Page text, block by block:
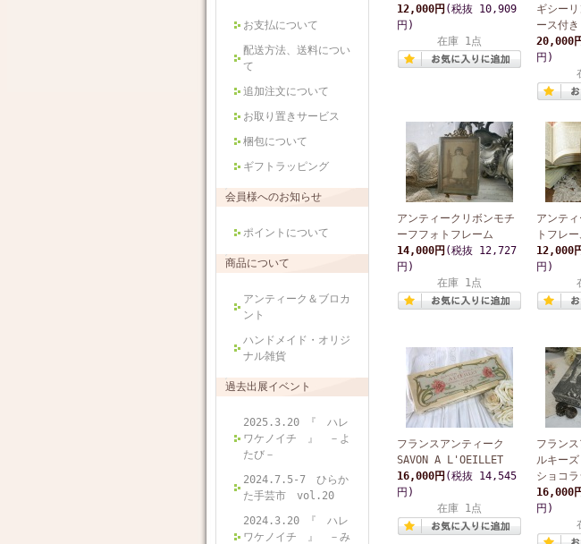
お支払について
配送方法、送料につい
て
追加注文について
お取り置きサービス
梱包について
ギフトラッピング
会員様へのお知らせ
ポイントについて
商品について
アンティーク＆ブロカ
ント
ハンドメイド・オリジ
ナル雑貨
過去出展イベント
2025.3.20 『 ハレ
ワケノイチ 』 －よ
たび－
2024.7.5-7 ひらか
た手芸市 vol.20
2024.3.20 『 ハレ
ワケノイチ 』 －み
12,000円 (税抜 10,909
円)
在庫 1点
ギシー
ース付き
20,000
円)
アンティークリボンモチ
ーフフォトフレーム
14,000円 (税抜 12,727
円)
在庫 1点
アンテ
トフレ
12,000
円)
フランスアンティーク
SAVON A L'OEILLET
16,000円 (税抜 14,545
円)
在庫 1点
フラン
ルキー
ショコ
16,000
円)